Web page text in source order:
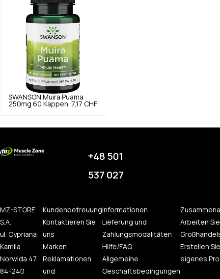
SWANSON Muira Puama
250mg 60 Kappen. 7,17 CHF
+48 501
537 027
MZ-STORE
S.A.
ul. Cypriana
Kamila
Norwida 47
84-240
Kundenbetreuung
Kontaktieren Sie
uns
Marken
Reklamationen
und
Informationen
Lieferung und
Zahlungsmodalitäten
Hilfe/FAQ
Allgemeine
Geschäftsbedingungen
Arbeiten
Erstellen
eigenes